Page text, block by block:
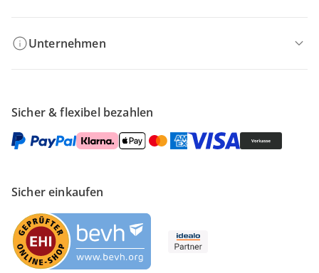
Unternehmen
Sicher & flexibel bezahlen
Sicher einkaufen